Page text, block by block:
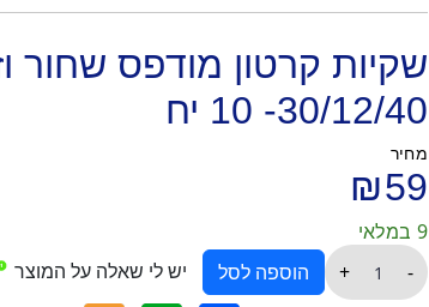
שקיות קרטון מודפס שחור
30/12/40- 10 יח
מחיר
₪59
9 במלאי
-
כמות
+ הוספה לסל יש לי שאלה על המוצר